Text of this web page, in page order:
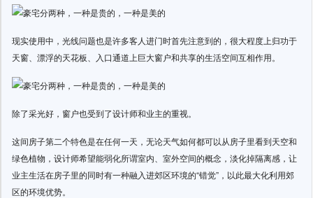
现实使用中，光线问题也是许多客人进门时首先注意到的，很大程度上归功于
天窗、漂浮的天花板、入口通道上巨大窗户和共享的生活空间互相作用。
除了采光好，窗户也受到了设计师和业主的重视。
这间房子第二个特色是在任何一天，无论天气如何都可以从房子里看到天空和
绿色植物，设计师希望能弱化所谓室内、室外空间的概念，淡化掉隔离感，让
业主生活在房子里的同时有一种融入进郊区环境的“错觉”，以此最大化利用郊
区的环境优势。